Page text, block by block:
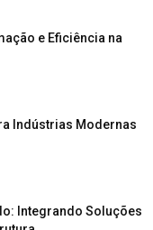
e Eficiência na
Indústrias Modernas
Integrando Soluções